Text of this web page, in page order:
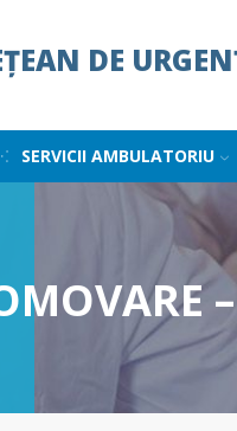
DE
SERVICII AMBULATORIU